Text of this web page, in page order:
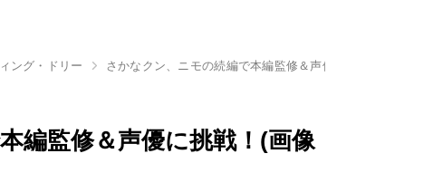
ング・ドリー さかなクン、ニモの続編で本編監修＆声優に挑戦！
編監修＆声優に挑戦！(画像